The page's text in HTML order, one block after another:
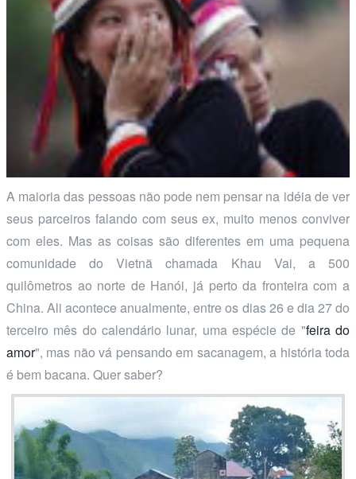
A maioria das pessoas não pode nem pensar na idéia de ver
seus parceiros falando com seus ex, muito menos conviver
com eles. Mas as coisas são diferentes em uma pequena
comunidade do Vietnã chamada Khau Vai, a 500
quilômetros ao norte de Hanói, já perto da fronteira com a
China. Ali acontece anualmente, entre os dias 26 e dia 27 do
terceiro mês do calendário lunar, uma espécie de "feira do
amor", mas não vá pensando em sacanagem, a história toda
é bem bacana. Quer saber?